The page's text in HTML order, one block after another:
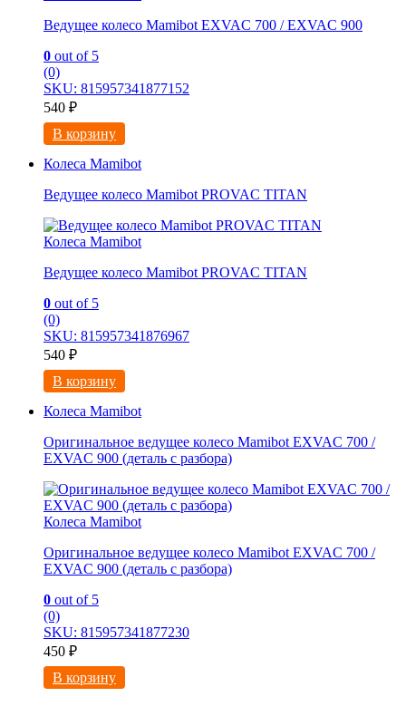
Ведущее колесо Mamibot EXVAC 700 / EXVAC 900
0 out of 5
(0)
SKU: 815957341877152
540 ₽
В корзину
Колеса Mamibot
Ведущее колесо Mamibot PROVAC TITAN
Колеса Mamibot
Ведущее колесо Mamibot PROVAC TITAN
0 out of 5
(0)
SKU: 815957341876967
540 ₽
В корзину
Колеса Mamibot
Оригинальное ведущее колесо Mamibot EXVAC 700 /
EXVAC 900 (деталь с разбора)
Колеса Mamibot
Оригинальное ведущее колесо Mamibot EXVAC 700 /
EXVAC 900 (деталь с разбора)
0 out of 5
(0)
SKU: 815957341877230
450 ₽
В корзину